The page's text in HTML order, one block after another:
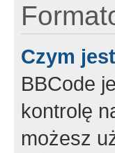
Czym
BBCode
kontrolę
możesz